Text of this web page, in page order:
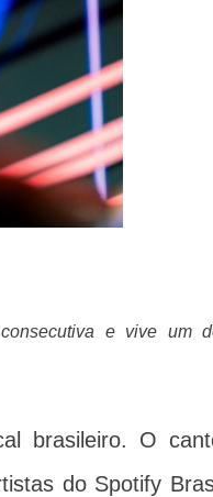
e vive um
brasileiro. O
do Spotify